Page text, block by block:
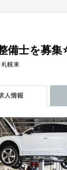
備士を募集
札幌東